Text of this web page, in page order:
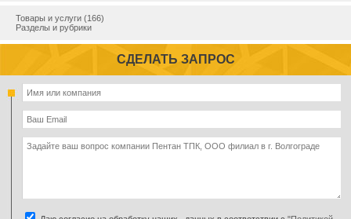
Товары и услуги (166)
Разделы и рубрики
СДЕЛАТЬ ЗАПРОС